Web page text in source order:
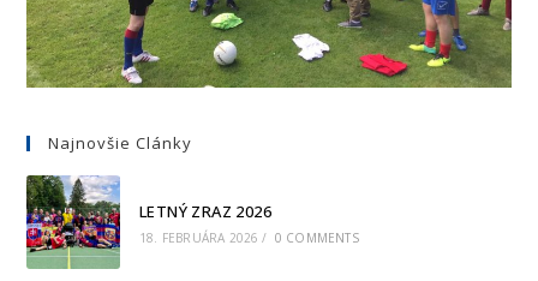
Najnovšie Clánky
LETNÝ ZRAZ 2026
18. FEBRUÁRA 2026 / 0 COMMENTS